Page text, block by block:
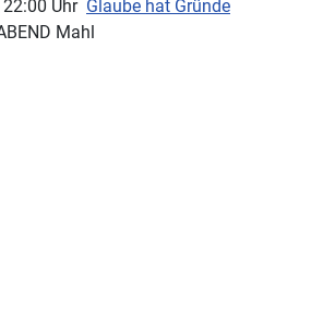
22:00 Uhr Glaube hat Gründe
Mahl